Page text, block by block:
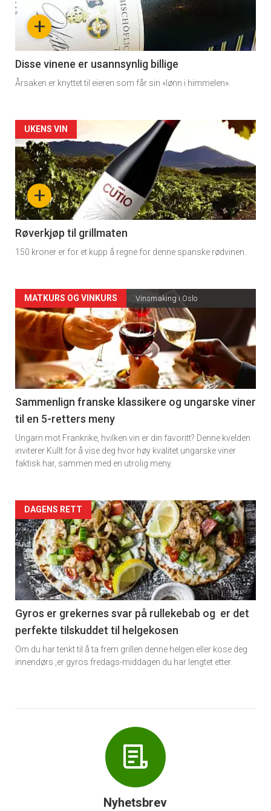
nå
3
+
Disse vinene er usannsynlig billige
Årsaken er knyttet til eieren som får sin «lønn i himmelen».
Forsiden
akkurat
nå
-
4
+
UKENS VIN
Røverkjøp til grillmaten
150 kroner er for et kupp å regne for denne spanske rødvinen.
Forsiden
akkurat
nå
-
5
MATKURS OG VINKURS Vinsmaking i Oslo
Sammenlign franske klassikere og ungarske viner
til en 5-retters meny
Ungarn mot Frankrike, hvilken vin er din favoritt? Denne kvelden
inviterer Kullt for å vise deg hvor høy kvalitet ungarske viner
faktisk har, sammen med en utrolig meny.
Forsiden
akkurat
nå
-
6
DAGENS RETT
Gyros er grekernes svar på rullekebab og er det
perfekte tilskuddet til helgekosen
Om du har tenkt til å ta frem grillen denne helgen eller kose deg
innendørs ,er gyros fredags-middagen du har lengtet etter.
Nyhetsbrev